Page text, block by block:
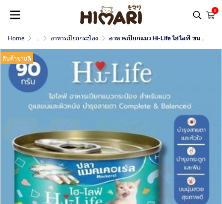
0
Home ... อาหารเปียกกระป๋อง อาหารเปียกแมว Hi-Life ไฮไลฟ์ ขนาด 90 กรัม
สินค้าขายดี